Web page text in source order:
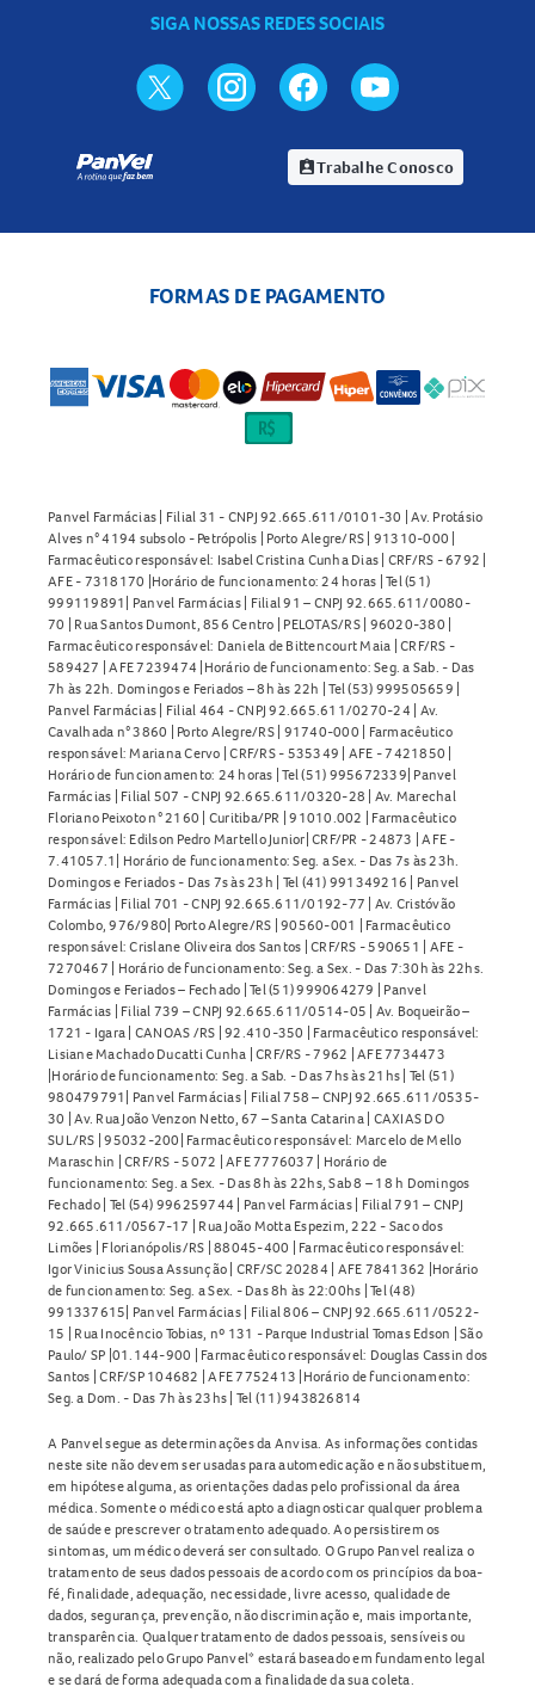
SIGA NOSSAS REDES SOCIAIS
assignment_indTrabalhe Conosco
FORMAS DE PAGAMENTO
Panvel Farmácias | Filial 31 - CNPJ 92.665.611/0101-30 | Av. Protásio
Alves n° 4194 subsolo - Petrópolis | Porto Alegre/RS | 91310-000 |
Farmacêutico responsável: Isabel Cristina Cunha Dias | CRF/RS - 6792 |
AFE - 7318170 |Horário de funcionamento: 24 horas | Tel (51)
999119891| Panvel Farmácias | Filial 91 – CNPJ 92.665.611/0080-
70 | Rua Santos Dumont, 856 Centro | PELOTAS/RS | 96020-380 |
Farmacêutico responsável: Daniela de Bittencourt Maia | CRF/RS -
589427 | AFE 7239474 |Horário de funcionamento: Seg. a Sab. - Das
7h às 22h. Domingos e Feriados – 8h às 22h | Tel (53) 999505659 |
Panvel Farmácias | Filial 464 - CNPJ 92.665.611/0270-24 | Av.
Cavalhada n° 3860 | Porto Alegre/RS | 91740-000 | Farmacêutico
responsável: Mariana Cervo | CRF/RS - 535349 | AFE - 7421850 |
Horário de funcionamento: 24 horas | Tel (51) 995672339| Panvel
Farmácias | Filial 507 - CNPJ 92.665.611/0320-28 | Av. Marechal
Floriano Peixoto n° 2160 | Curitiba/PR | 91010.002 | Farmacêutico
responsável: Edilson Pedro Martello Junior| CRF/PR - 24873 | AFE -
7.41057.1| Horário de funcionamento: Seg. a Sex. - Das 7s às 23h.
Domingos e Feriados - Das 7s às 23h | Tel (41) 991349216 | Panvel
Farmácias | Filial 701 - CNPJ 92.665.611/0192-77 | Av. Cristóvão
Colombo, 976/980| Porto Alegre/RS | 90560-001 | Farmacêutico
responsável: Crislane Oliveira dos Santos | CRF/RS - 590651 | AFE -
7270467 | Horário de funcionamento: Seg. a Sex. - Das 7:30h às 22hs.
Domingos e Feriados – Fechado | Tel (51) 999064279 | Panvel
Farmácias | Filial 739 – CNPJ 92.665.611/0514-05 | Av. Boqueirão –
1721 - Igara | CANOAS /RS | 92.410-350 | Farmacêutico responsável:
Lisiane Machado Ducatti Cunha | CRF/RS - 7962 | AFE 7734473
|Horário de funcionamento: Seg. a Sab. - Das 7hs às 21hs | Tel (51)
980479791| Panvel Farmácias | Filial 758 – CNPJ 92.665.611/0535-
30 | Av. Rua João Venzon Netto, 67 – Santa Catarina | CAXIAS DO
SUL/RS | 95032-200| Farmacêutico responsável: Marcelo de Mello
Maraschin | CRF/RS - 5072 | AFE 7776037 | Horário de
funcionamento: Seg. a Sex. - Das 8h às 22hs, Sab 8 – 18 h Domingos
Fechado | Tel (54) 996259744 | Panvel Farmácias | Filial 791 – CNPJ
92.665.611/0567-17 | Rua João Motta Espezim, 222 - Saco dos
Limões | Florianópolis/RS | 88045-400 | Farmacêutico responsável:
Igor Vinicius Sousa Assunção | CRF/SC 20284 | AFE 7841362 |Horário
de funcionamento: Seg. a Sex. - Das 8h às 22:00hs | Tel (48)
991337615| Panvel Farmácias | Filial 806 – CNPJ 92.665.611/0522-
15 | Rua Inocêncio Tobias, nº 131 - Parque Industrial Tomas Edson | São
Paulo/ SP |01.144-900 | Farmacêutico responsável: Douglas Cassin dos
Santos | CRF/SP 104682 | AFE 7752413 |Horário de funcionamento:
Seg. a Dom. - Das 7h às 23hs | Tel (11) 943826814
A Panvel segue as determinações da Anvisa. As informações contidas
neste site não devem ser usadas para automedicação e não substituem,
em hipótese alguma, as orientações dadas pelo profissional da área
médica. Somente o médico está apto a diagnosticar qualquer problema
de saúde e prescrever o tratamento adequado. Ao persistirem os
sintomas, um médico deverá ser consultado. O Grupo Panvel realiza o
tratamento de seus dados pessoais de acordo com os princípios da boa-
fé, finalidade, adequação, necessidade, livre acesso, qualidade de
dados, segurança, prevenção, não discriminação e, mais importante,
transparência. Qualquer tratamento de dados pessoais, sensíveis ou
não, realizado pelo Grupo Panvel* estará baseado em fundamento legal
e se dará de forma adequada com a finalidade da sua coleta.